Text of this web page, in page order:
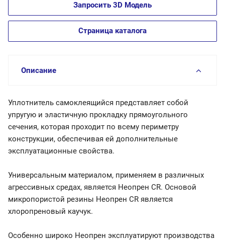
Запросить 3D Модель
Страница каталога
Описание
Уплотнитель самоклеящийся представляет собой
упругую и эластичную прокладку прямоугольного
сечения, которая проходит по всему периметру
конструкции, обеспечивая ей дополнительные
эксплуатационные свойства.
Универсальным материалом, применяем в различных
агрессивных средах, является Неопрен CR. Основой
микропористой резины Неопрен CR является
хлоропреновый каучук.
Особенно широко Неопрен эксплуатируют производства